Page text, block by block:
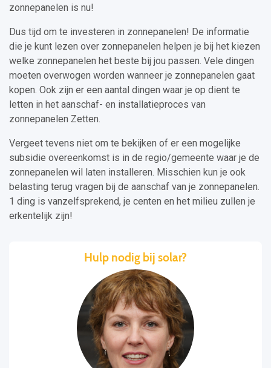
zonnepanelen is nu!
Dus tijd om te investeren in zonnepanelen! De informatie
die je kunt lezen over zonnepanelen helpen je bij het kiezen
welke zonnepanelen het beste bij jou passen. Vele dingen
moeten overwogen worden wanneer je zonnepanelen gaat
kopen. Ook zijn er een aantal dingen waar je op dient te
letten in het aanschaf- en installatieproces van
zonnepanelen Zetten.
Vergeet tevens niet om te bekijken of er een mogelijke
subsidie overeenkomst is in de regio/gemeente waar je de
zonnepanelen wil laten installeren. Misschien kun je ook
belasting terug vragen bij de aanschaf van je zonnepanelen.
1 ding is vanzelfsprekend, je centen en het milieu zullen je
erkentelijk zijn!
Hulp nodig bij solar?